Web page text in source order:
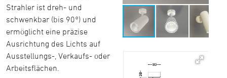
Strahler ist dreh- und
schwenkbar (bis 90°) und
ermöglicht eine präzise
Ausrichtung des Lichts auf
Ausstellungs-, Verkaufs- oder
Arbeitsflächen.